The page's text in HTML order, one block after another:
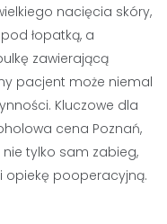
nacięcia skóry,
łopatką, a
zawierającą
pacjent może niemal
Kluczowe dla
cena Poznań,
tylko sam zabieg,
opiekę pooperacyjną.